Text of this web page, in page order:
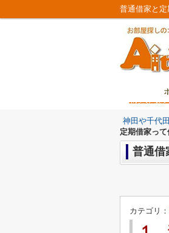
普通借家と
神田や千代
定期借家って
普通借
カテゴリ：